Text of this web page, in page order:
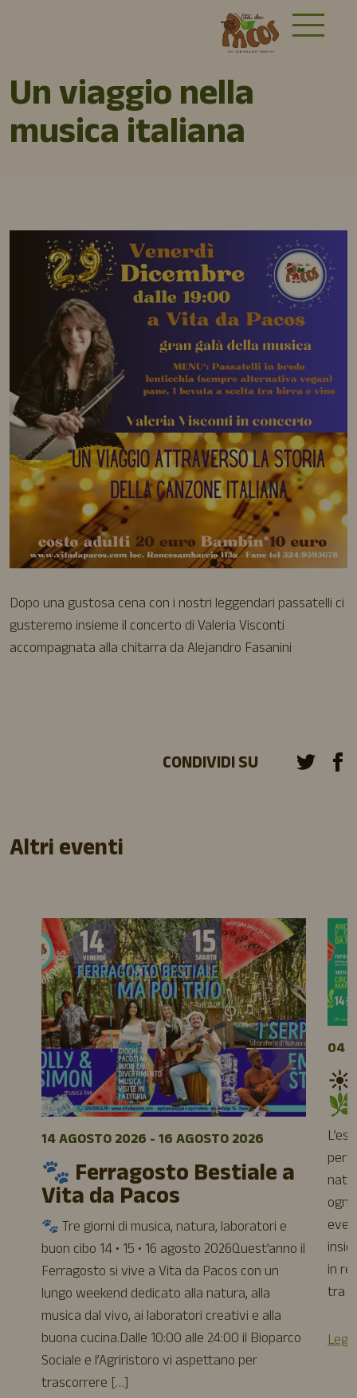
Un viaggio nella
musica italiana
Dopo una gustosa cena con i nostri leggendari passatelli ci
gusteremo insieme il concerto di Valeria Visconti
accompagnata alla chitarra da Alejandro Fasanini
CONDIVIDI SU
Altri eventi
14 AGOSTO 2026 - 16 AGOSTO 2026
🐾 Ferragosto Bestiale a
Vita da Pacos
🐾 Tre giorni di musica, natura, laboratori e
buon cibo 14 • 15 • 16 agosto 2026Quest’anno il
Ferragosto si vive a Vita da Pacos con un
lungo weekend dedicato alla natura, alla
musica dal vivo, ai laboratori creativi e alla
buona cucina.Dalle 10:00 alle 24:00 il Bioparco
Sociale e l’Agriristoro vi aspettano per
trascorrere […]
04
☀️
🌿
in
tra